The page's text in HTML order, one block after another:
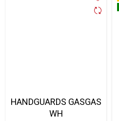
HANDGUARDS GASGAS
WH